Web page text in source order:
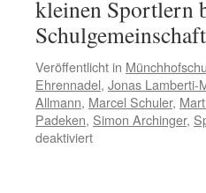
kleinen Sportlern
Veröffentlicht in
Ehrennadel, Jonas Lamberti-
Allmann, Marcel Schuler,
Padeken, Simon Archinger,
deaktiviertfür